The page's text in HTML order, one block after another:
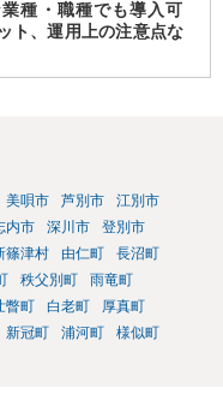
種・職種でも導入可
ト、運用上の注意点な
美唄市 芦別市
江別市
内市 深川市
登別市
篠津村 由仁町
長沼町
秩父別町
雨竜町
瞥町 白老町
厚真町
新冠町 浦河町
様似町